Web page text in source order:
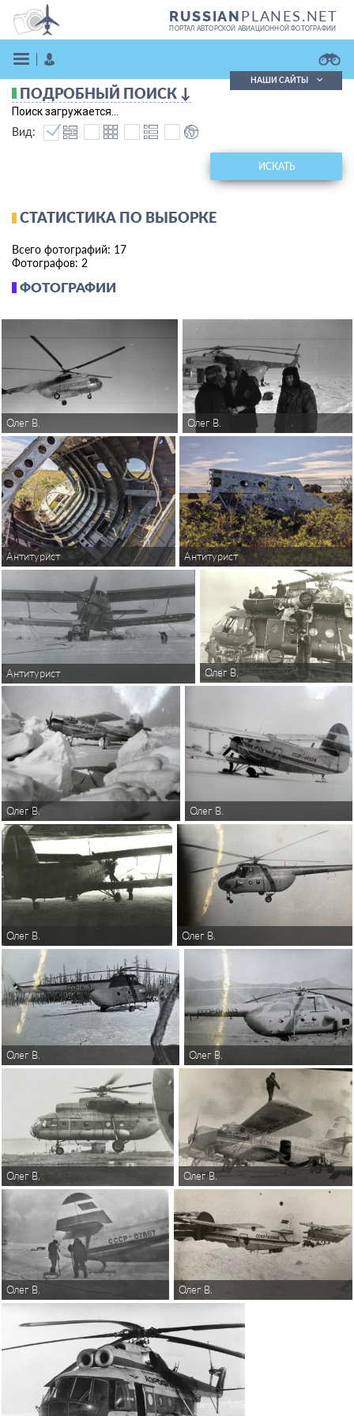
RUSSIANPLANES.NET
ПОРТАЛ АВТОРСКОЙ АВИАЦИОННОЙ ФОТОГРАФИИ
Поиск в реестре
Кратко
Подробно
НАШИ САЙТЫ
ФОТОГРАФИИ
Олег В. Олег В.
Антитурист Антитурист
Антитурист Олег В.
Олег В. Олег В.
Олег В. Олег В.
Олег В. Олег В.
Олег В. Олег В.
Олег В. Олег В.
ПОДРОБНЫЙ ПОИСК ↓
Поиск загружается...
Вид:
ИСКАТЬ
СТАТИСТИКА ПО ВЫБОРКЕ
Всего фотографий: 17
Фотографов: 2